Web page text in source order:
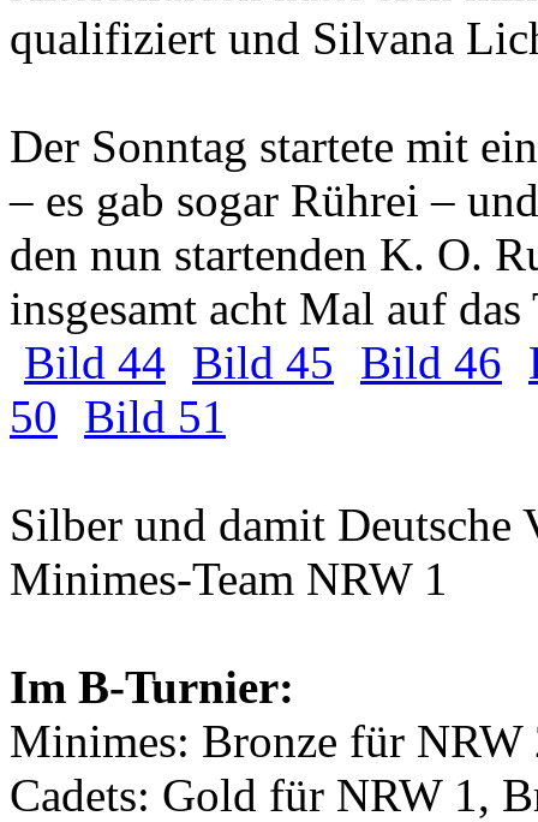
qualifiziert und Silvana
Der Sonntag startete mit
– es gab sogar Rührei –
den nun startenden K. O.
insgesamt acht Mal auf das
Bild 44 Bild 45 Bild 46
50 Bild 51
Silber und damit Deutsche
Minimes-Team NRW 1
Im B-Turnier:
Minimes: Bronze für NRW
Cadets: Gold für NRW 1,